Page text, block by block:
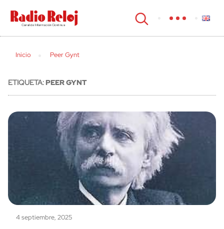
cerrar
Inicio Peer Gynt
ETIQUETA:PEER GYNT
4 septiembre, 2025